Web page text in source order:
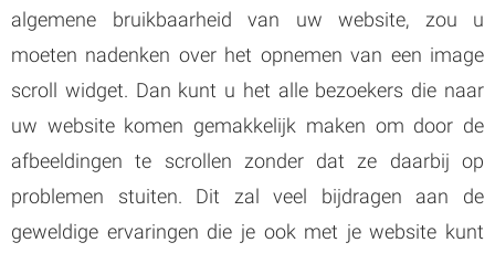
algemene bruikbaarheid van uw website, zou u
moeten nadenken over het opnemen van een image
scroll widget. Dan kunt u het alle bezoekers die naar
uw website komen gemakkelijk maken om door de
afbeeldingen te scrollen zonder dat ze daarbij op
problemen stuiten. Dit zal veel bijdragen aan de
geweldige ervaringen die je ook met je website kunt